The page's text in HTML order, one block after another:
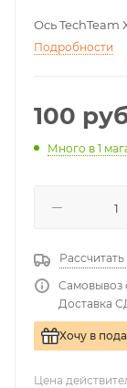
Ось TechTeam
Подробности
100
Много в 1
Самовывоз
Доставка
Хочу в
Цена